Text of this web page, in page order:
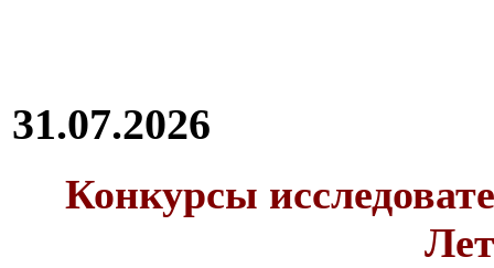
31.07.2026
Конкурсы